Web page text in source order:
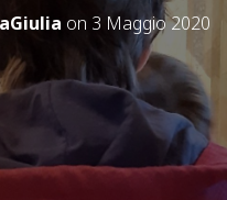
on 3 Maggio 2020